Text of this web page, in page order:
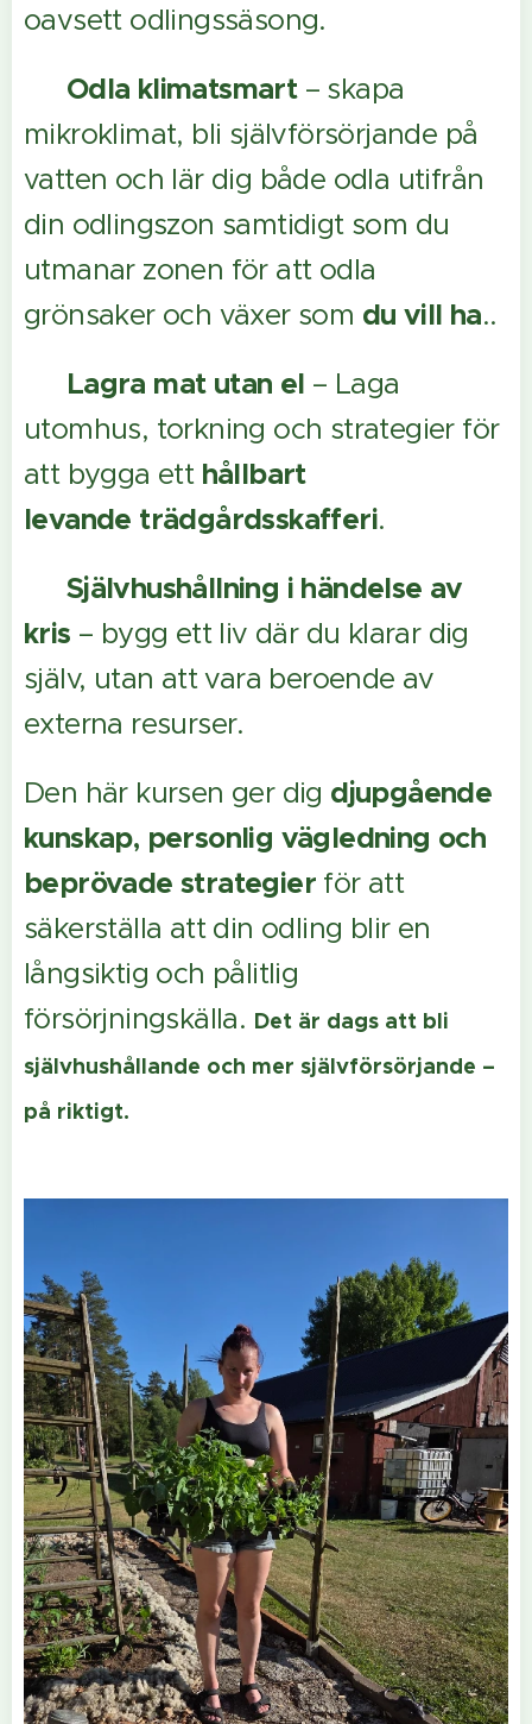
oavsett odlingssäsong.
Odla klimatsmart– skapa
mikroklimat, bli självförsörjande på
vatten och lär dig både odla utifrån
din odlingszon samtidigt som du
utmanar zonen för att odla
grönsaker och växer som du vill ha..
Lagra mat utan el – Laga
utomhus, torkning och strategier för
att bygga ett hållbart
levande trädgårdsskafferi.
Självhushållning i händelse av
kris – bygg ett liv där du klarar dig
själv, utan att vara beroende av
externa resurser.
Den här kursen ger dig djupgående
kunskap, personlig vägledning och
beprövade strategier för att
säkerställa att din odling blir en
långsiktig och pålitlig
försörjningskälla. Det är dags att bli
självhushållande och mer självförsörjande –
på riktigt.